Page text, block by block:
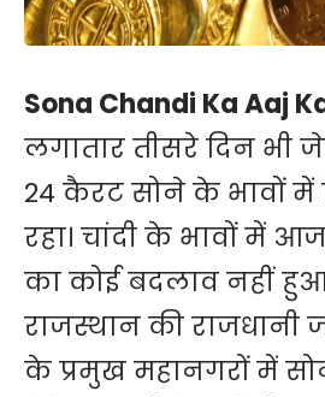
Sona Chandi Ka Aaj
लगातार तीसरे दिन भी
24 कैरट सोने के भावों
रहा। चांदी के भावों में
का कोई बदलाव नहीं
राजस्थान की राजधानी
के प्रमुख महानगरों में